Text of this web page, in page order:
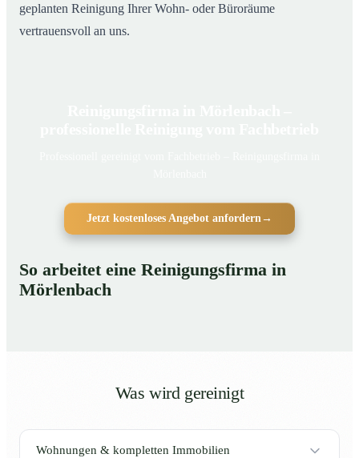
geplanten Reinigung Ihrer Wohn- oder Büroräume
vertrauensvoll an uns.
Jetzt kostenloses Angebot anfordern →
So arbeitet eine Reinigungsfirma in
Mörlenbach
Was wird gereinigt
Wohnungen & kompletten Immobilien